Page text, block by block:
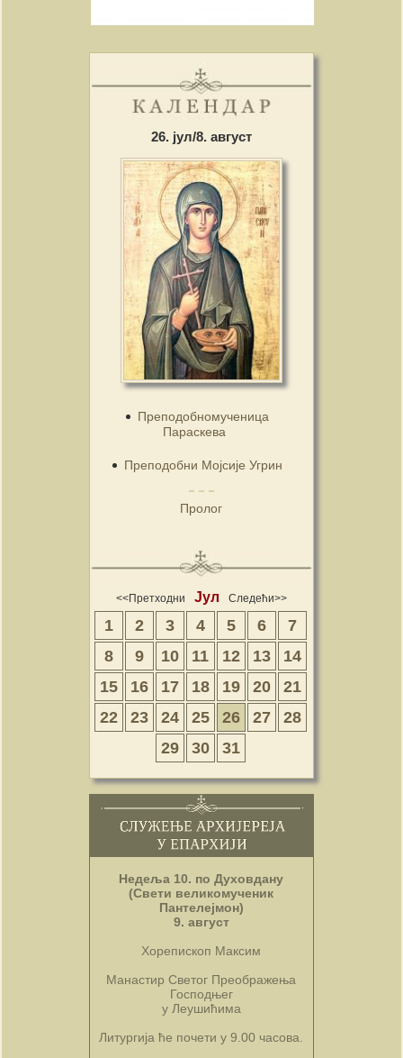
26. јул/8. август
Преподобномученица
Параскева
Преподобни Мојсије Угрин
Пролог
<<Претходни Јул Следећи>>
1 2 3 4 5 6
7
8
9 10 11 12 13
14
15
16 17 18 19 20
21
22
23 24 25 26 27
28
29
30 31
Недеља 10. по Духовдану
(Свети великомученик
Пантелејмон)
9. август
Хорепископ Максим
Манастир Светог Преображења
Господњег
у Леушићима
Литургија ће почети у 9.00 часова.